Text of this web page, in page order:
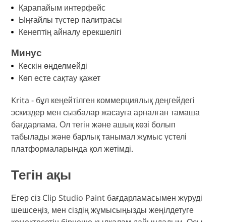
Қарапайым интерфейс
Ыңғайлы түстер палитрасы
Кенептің айналу ерекшелігі
Минус
Кескін өңделмейді
Көп есте сақтау қажет
Krita - бұл кеңейтілген коммерциялық деңгейдегі
эскиздер мен сызбалар жасауға арналған тамаша
бағдарлама. Ол тегін және ашық көзі болып
табылады және барлық танымал жұмыс үстелі
платформаларында қол жетімді.
Тегін ақы
Егер сіз Clip Studio Paint бағдарламасымен жүруді
шешсеңіз, мен сіздің жұмысыңызды жеңілдетуге